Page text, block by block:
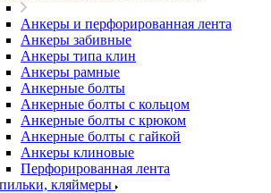
Анкеры и перфорированная лента
Анкеры забивные
Анкеры типа клин
Анкеры рамные
Анкерные болты
Анкерные болты с кольцом
Анкерные болты с крюком
Анкерные болты с гайкой
Анкеры клиновые
Перфорированная лента
кляймеры